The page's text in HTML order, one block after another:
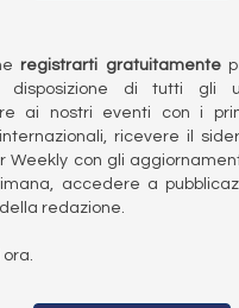
registrarti gratuitamente
disposizione di tutti gli
ai nostri eventi con i
ricevere il
Weekly con gli
accedere a
redazione.